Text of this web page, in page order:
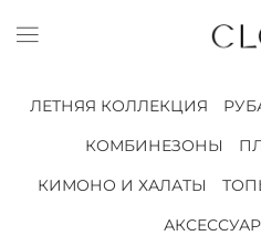
ЛЕТНЯЯ КОЛЛЕКЦИЯ
КОМБИНЕЗОНЫ
КИМОНО И ХАЛАТЫ